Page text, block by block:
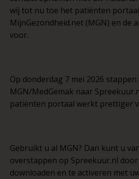
wij tot nu toe het patiënten portaal
MijnGezondheid.net (MGN) en de
voor.
Op donderdag 7 mei 2026
MGN/MedGemak naar
patiënten portaal werkt prettiger
Gebruikt u al MGN? Dan kunt u
overstappen op Spreekuur.nl
downloaden en te activeren met